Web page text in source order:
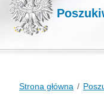
Strona główna